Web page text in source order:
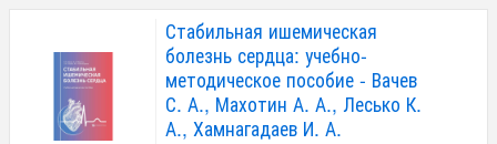
Стабильная ишемическая
болезнь сердца: учебно-
методическое пособие - Вачев
С. А., Махотин А. А., Лесько К.
А., Хамнагадаев И. А.